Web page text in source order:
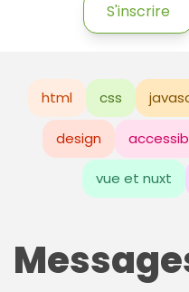
S'inscrire
html css
design
vue et nuxt